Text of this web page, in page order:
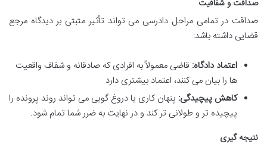
صداقت و شفافیت
صداقت در تمامی مراحل دادرسی می تواند تأثیر مثبتی بر دیدگاه مرجع
قضایی داشته باشد:
اعتماد دادگاه: قاضی معمولاً به افرادی که صادقانه و شفاف واقعیت
ها را بیان می کنند، اعتماد بیشتری دارد.
کاهش پیچیدگی: پنهان کاری یا دروغ گویی می تواند روند پرونده را
پیچیده تر و طولانی تر کند و در نهایت به ضرر شما تمام شود.
نتیجه گیری